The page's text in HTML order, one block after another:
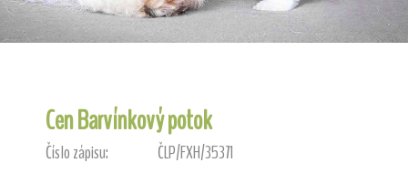
Cen Barvínkový potok
Číslo zápisu: ČLP/FXH/35371